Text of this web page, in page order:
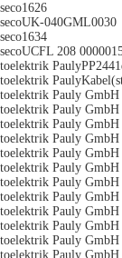
040GML0030
208
Pauly
Pauly
Pauly
Pauly GmbH
Pauly
Pauly
Pauly
Pauly
Pauly
Pauly
Pauly
Pauly